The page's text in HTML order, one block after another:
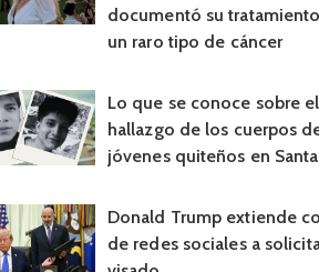
documentó su
un raro tipo de cáncer
Lo que se conoce sobre el
hallazgo de los cuerpos
jóvenes quiteños en
Donald Trump extiende
de redes sociales a